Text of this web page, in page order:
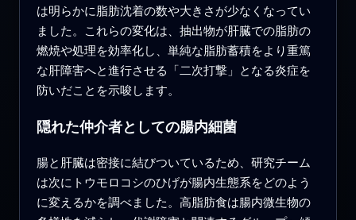
は明らかに脂肪沈着の数や大きさが少なくなってい
ました。これらの変化は、抽出物が肝臓での脂肪の
燃焼や処理を効率化し、単純な脂肪蓄積をより重篤
な肝障害へと進行させる「二次打撃」となる炎症を
防いだことを示唆します。
隠れた仲介者としての腸内細菌
腸と肝臓は密接に結びついているため、研究チーム
は次にトウモロコシのひげが腸内生態系をどのよう
に変えるかを調べました。高脂肪食は腸内微生物の